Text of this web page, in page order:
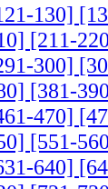
130]
[211-
300]
[381-
470]
[551-
640]